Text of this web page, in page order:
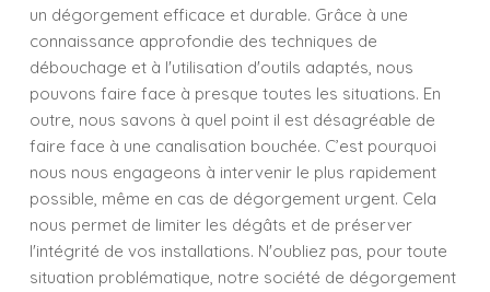
un dégorgement efficace et durable. Grâce à une
connaissance approfondie des techniques de
débouchage et à l'utilisation d'outils adaptés, nous
pouvons faire face à presque toutes les situations. En
outre, nous savons à quel point il est désagréable de
faire face à une canalisation bouchée. C’est pourquoi
nous nous engageons à intervenir le plus rapidement
possible, même en cas de dégorgement urgent. Cela
nous permet de limiter les dégâts et de préserver
l'intégrité de vos installations. N'oubliez pas, pour toute
situation problématique, notre société de dégorgement